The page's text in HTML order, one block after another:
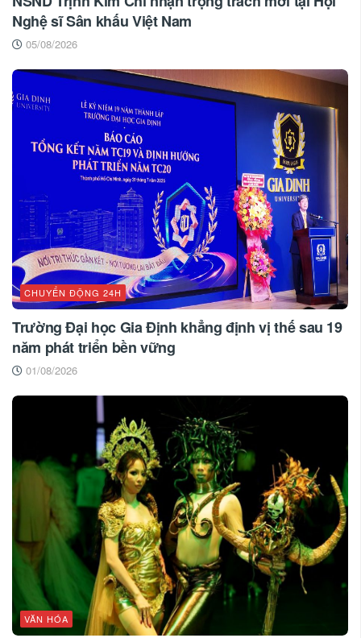
Nghệ sĩ Sân khấu Việt Nam
05/08/2026
CHUYỂN ĐỘNG 24H
Trường Đại học Gia Định khẳng định vị thế sau 19
năm phát triển bền vững
01/08/2026
VĂN HÓA